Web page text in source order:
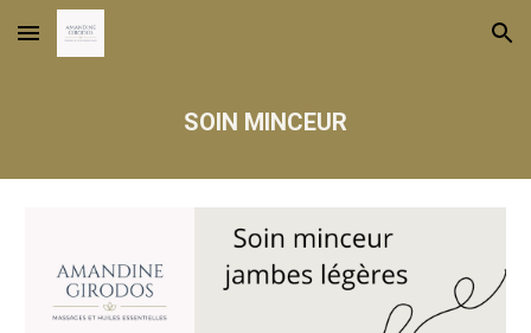
Skip to main content Skip to navigation
SOIN MINCEUR